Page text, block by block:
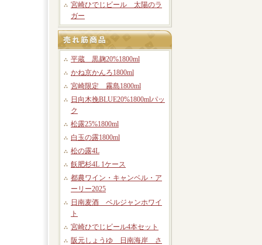
宮崎ひでじビール 太陽のラ
ガー
平蔵 黒麹20%1800ml
かね京かんろ1800ml
宮崎限定 霧島1800ml
日向木挽BLUE20%1800mlパッ
ク
松露25%1800ml
白玉の露1800ml
松の露4L
飫肥杉4L 1ケース
都農ワイン・キャンベル・ア
ーリー2025
日南麦酒 ベルジャンホワイ
ト
宮崎ひでじビール4本セット
阪元しょうゆ 日南海岸 さ